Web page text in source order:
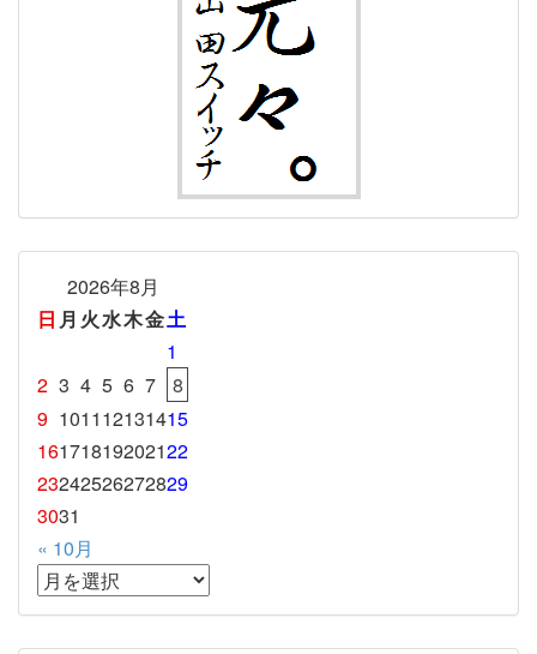
2026年8月
日 月 火水木金土
1
2 3 4 5 6 7
8
9 101112131415
16171819202122
23242526272829
3031
« 10月